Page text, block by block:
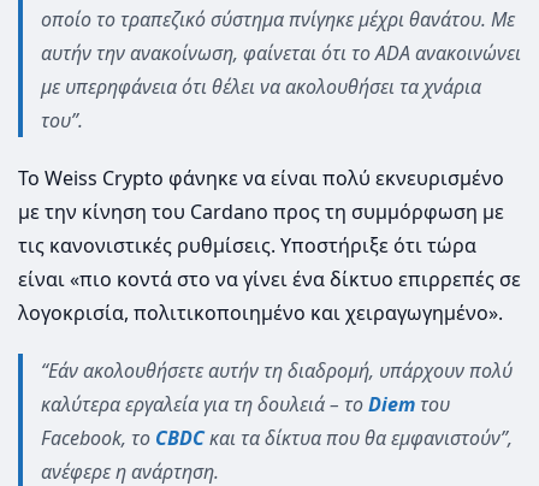
οποίο το τραπεζικό σύστημα πνίγηκε μέχρι θανάτου. Με
αυτήν την ανακοίνωση, φαίνεται ότι το ADA ανακοινώνει
με υπερηφάνεια ότι θέλει να ακολουθήσει τα χνάρια
του”.
Το Weiss Crypto φάνηκε να είναι πολύ εκνευρισμένο
με την κίνηση του Cardano προς τη συμμόρφωση με
τις κανονιστικές ρυθμίσεις. Υποστήριξε ότι τώρα
είναι «πιο κοντά στο να γίνει ένα δίκτυο επιρρεπές σε
λογοκρισία, πολιτικοποιημένο και χειραγωγημένο».
“Εάν ακολουθήσετε αυτήν τη διαδρομή, υπάρχουν πολύ
καλύτερα εργαλεία για τη δουλειά – τοDiem του
Facebook, το CBDCκαι τα δίκτυα που θα εμφανιστούν”,
ανέφερε η ανάρτηση.